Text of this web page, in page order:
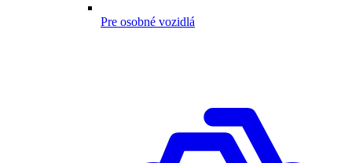
Pre osobné vozidlá